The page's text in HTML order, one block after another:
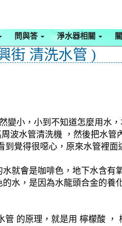
問與答 淨水器相關
街 清洗水管 )
變小，小到不知道怎麼用水
波水管清洗機 ，然後把水
覺得很噁心，原來水管裡面
就會是咖啡色，地下水含
水，是因為水龍頭合金的
的原理，就是用 檸檬酸